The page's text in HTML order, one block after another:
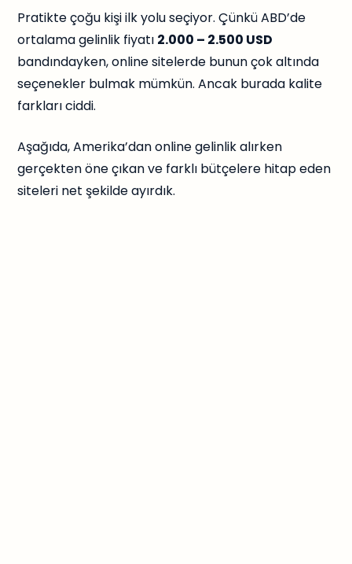
Pratikte çoğu kişi ilk yolu seçiyor. Çünkü ABD’de
ortalama gelinlik fiyatı 2.000 – 2.500 USD
bandındayken, online sitelerde bunun çok altında
seçenekler bulmak mümkün. Ancak burada kalite
farkları ciddi.
Aşağıda, Amerika’dan online gelinlik alırken
gerçekten öne çıkan ve farklı bütçelere hitap eden
siteleri net şekilde ayırdık.